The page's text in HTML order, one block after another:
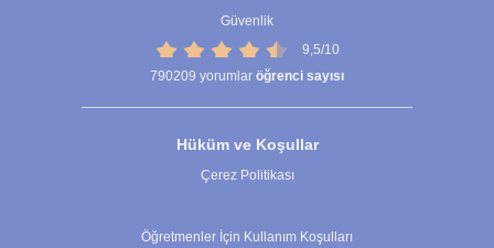
Güvenlik
9,5/10
790209 yorumlar öğrenci sayısı
Hüküm ve Koşullar
Çerez Politikası
Öğretmenler İçin Kullanım Koşulları